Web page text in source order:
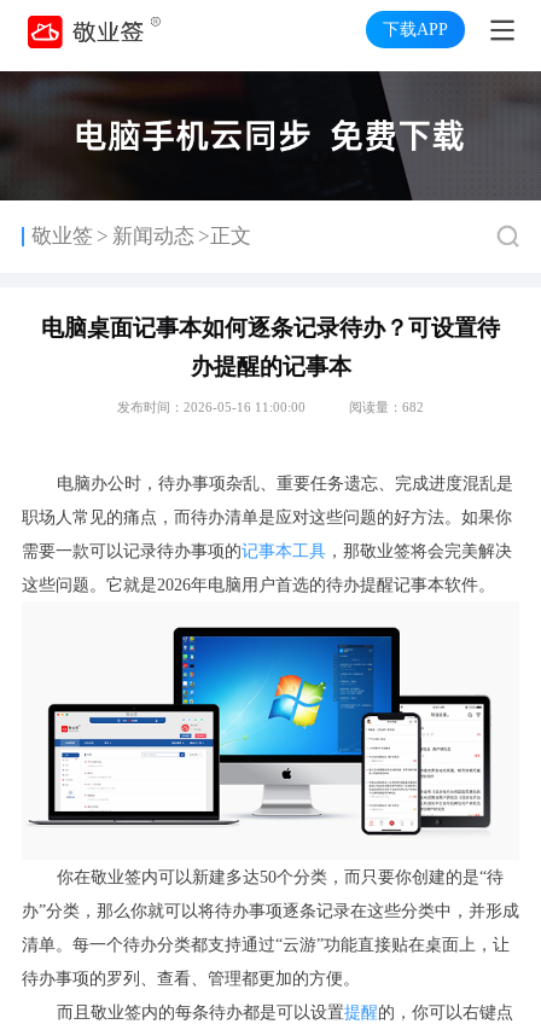
下载APP
敬业签 > 新闻动态 >正文
电脑桌面记事本如何逐条记录待办？可设置待
办提醒的记事本
发布时间：2026-05-16 11:00:00 阅读量：682
电脑办公时，待办事项杂乱、重要任务遗忘、完成进度混乱是
职场人常见的痛点，而待办清单是应对这些问题的好方法。如果你
需要一款可以记录待办事项的记事本工具，那敬业签将会完美解决
这些问题。它就是2026年电脑用户首选的待办提醒记事本软件。
你在敬业签内可以新建多达50个分类，而只要你创建的是“待
办”分类，那么你就可以将待办事项逐条记录在这些分类中，并形成
清单。每一个待办分类都支持通过“云游”功能直接贴在桌面上，让
待办事项的罗列、查看、管理都更加的方便。
而且敬业签内的每条待办都是可以设置提醒的，你可以右键点